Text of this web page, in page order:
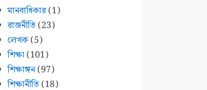
মানবাধিকার(1)
রাজনীতি(23)
লেখক(5)
শিক্ষা (101)
শিক্ষাঙ্গন(97)
শিক্ষানীতি(18)